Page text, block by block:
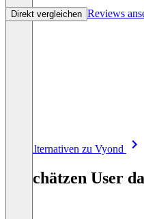
Direkt vergleichen Reviews
Alle Alternativen zu Vyond
So schätzen User